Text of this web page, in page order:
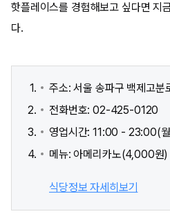
핫플레이스를 경험해보고 싶다면 지
다.
주소: 서울 송파구 백제고
전화번호: 02-425-0120
영업시간: 11:00 - 23:00(
메뉴: 아메리카노(4,000원)
식당정보 자세히보기